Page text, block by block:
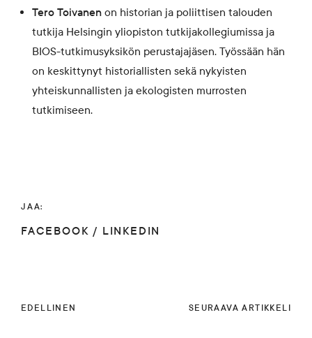
Tero Toivanen on historian ja poliittisen talouden
tutkija Helsingin yliopiston tutkijakollegiumissa ja
BIOS-tutkimusyksikön perustajajäsen. Työssään hän
on keskittynyt historiallisten sekä nykyisten
yhteiskunnallisten ja ekologisten murrosten
tutkimiseen.
JAA:
FACEBOOK / LINKEDIN
EDELLINEN SEURAAVA ARTIKKELI